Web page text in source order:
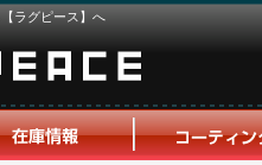
ラグピース】へ